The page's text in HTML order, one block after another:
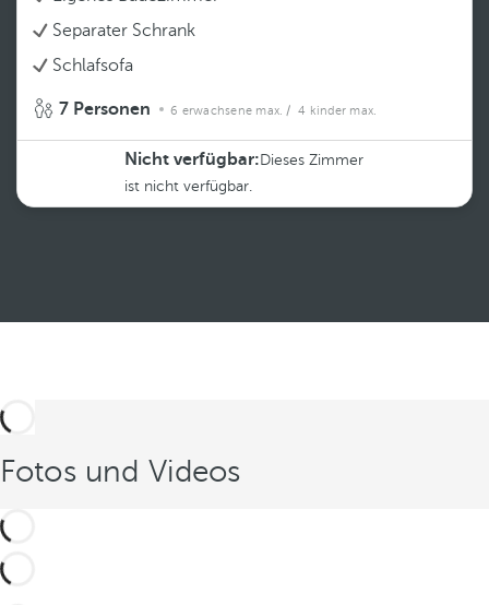
Separater Schrank
Schlafsofa
7 Personen 6 erwachsene max. / 4 kinder max.
Nicht verfügbar: Dieses Zimmer
ist nicht verfügbar.
Fotos und Videos